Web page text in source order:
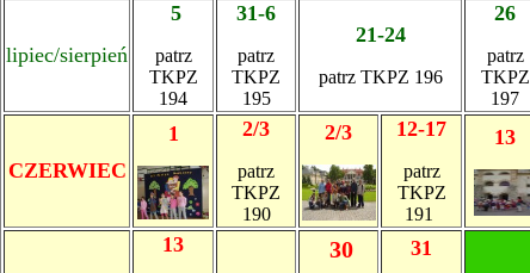
lipiec/sierpień
5
patrz
TKPZ
194
31-6
patrz
TKPZ
195
21-24
patrz TKPZ 196
26
patrz
TKPZ
197
CZERWIEC
1 2/3
patrz
TKPZ
190
2/3 12-17
patrz
TKPZ
191
13
13 30 31